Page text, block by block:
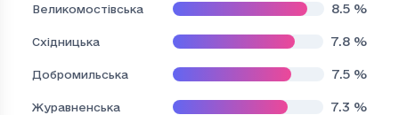
Великомостівська 8.5 %
Східницька 7.8 %
Добромильська 7.5 %
Журавненська 7.3 %